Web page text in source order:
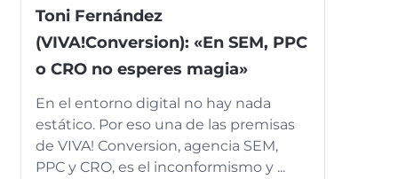
Toni Fernández
(VIVA!Conversion): «En SEM, PPC
o CRO no esperes magia»
En el entorno digital no hay nada
estático. Por eso una de las premisas
de VIVA! Conversion, agencia SEM,
PPC y CRO, es el inconformismo y ...